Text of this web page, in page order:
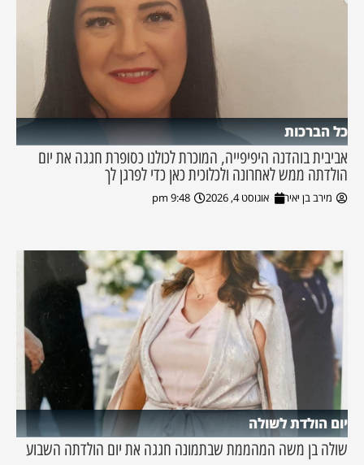
כל הברכות
אביבית בוהדנה היפיפייה, המוכרת לכולנו כסופרת חגגה את יום
הולדתה ממש לאחרונה ולכלוכית כאן כדי לפרגן לך
מירב בן יאיר אוגוסט 4, 2026 9:48 pm
יום הולדת לשולה
שולה בן משה המהממת שבתמונה חגגה את יום הולדתה השבוע